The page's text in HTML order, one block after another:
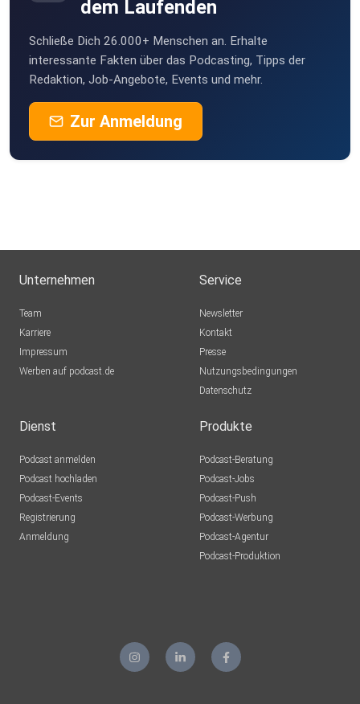
dem Laufenden
Schließe Dich 26.000+ Menschen an. Erhalte
interessante Fakten über das Podcasting, Tipps der
Redaktion, Job-Angebote, Events und mehr.
Zur Anmeldung
Unternehmen
Team
Karriere
Impressum
Werben auf podcast.de
Service
Newsletter
Kontakt
Presse
Nutzungsbedingungen
Datenschutz
Dienst
Podcast anmelden
Podcast hochladen
Podcast-Events
Registrierung
Anmeldung
Produkte
Podcast-Beratung
Podcast-Jobs
Podcast-Push
Podcast-Werbung
Podcast-Agentur
Podcast-Produktion